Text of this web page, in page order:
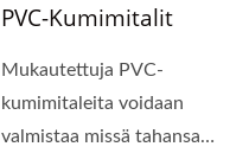
PVC-Kumimitalit
Mukautettuja PVC-
kumimitaleita voidaan
valmistaa missä tahansa